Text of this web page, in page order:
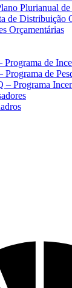
Plurianual
de Distribuição
Orçamentárias
Programa de
Programa de
– Programa